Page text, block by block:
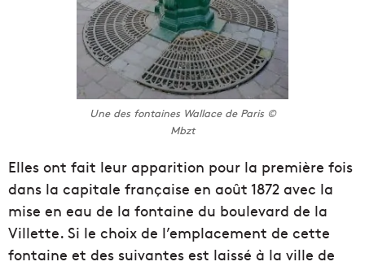
Une des fontaines Wallace de Paris ©
Mbzt
Elles ont fait leur apparition pour la première fois
dans la capitale française en août 1872 avec la
mise en eau de la fontaine du boulevard de la
Villette. Si le choix de l’emplacement de cette
fontaine et des suivantes est laissé à la ville de